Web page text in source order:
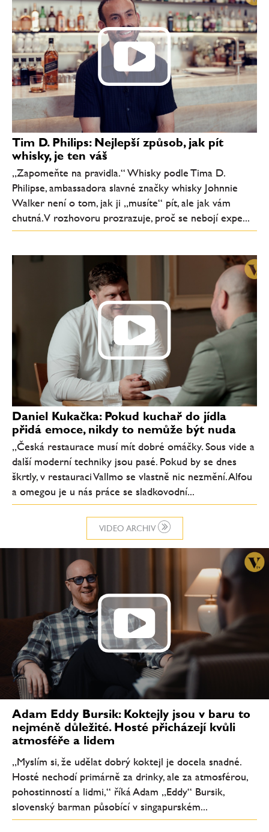
VIDEO ARCHIV
Tim D. Philips: Nejlepší způsob, jak pít
whisky, je ten váš
„Zapomeňte na pravidla.“ Whisky podle Tima D.
Philipse, ambassadora slavné značky whisky Johnnie
Walker není o tom, jak ji „musíte“ pít, ale jak vám
chutná. V rozhovoru prozrazuje, proč se nebojí expe...
Daniel Kukačka: Pokud kuchař do jídla
přidá emoce, nikdy to nemůže být nuda
„Česká restaurace musí mít dobré omáčky. Sous vide a
další moderní techniky jsou pasé. Pokud by se dnes
škrtly, v restauraci Vallmo se vlastně nic nezmění. Alfou
a omegou je u nás práce se sladkovodní...
Adam Eddy Bursik: Koktejly jsou v baru to
nejméně důležité. Hosté přicházejí kvůli
atmosféře a lidem
„Myslím si, že udělat dobrý koktejl je docela snadné.
Hosté nechodí primárně za drinky, ale za atmosférou,
pohostinností a lidmi,“ říká Adam „Eddy“ Bursik,
slovenský barman působící v singapurském...